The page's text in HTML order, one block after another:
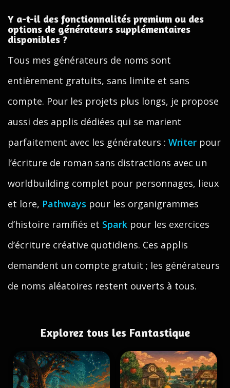
Y a-t-il des fonctionnalités premium ou des
options de générateurs supplémentaires
disponibles ?
Tous mes générateurs de noms sont
entièrement gratuits, sans limite et sans
compte. Pour les projets plus longs, je propose
aussi des applis dédiées qui se marient
parfaitement avec les générateurs : Writer pour
l’écriture de roman sans distractions avec un
worldbuilding complet pour personnages, lieux
et lore, Pathways pour les organigrammes
d’histoire ramifiés et Spark pour les exercices
d’écriture créative quotidiens. Ces applis
demandent un compte gratuit ; les générateurs
de noms aléatoires restent ouverts à tous.
Explorez tous les Fantastique